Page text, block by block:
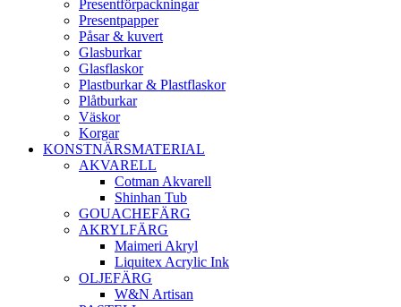
Presentförpackningar
Presentpapper
Påsar & kuvert
Glasburkar
Glasflaskor
Plastburkar & Plastflaskor
Plåtburkar
Väskor
Korgar
KONSTNÄRSMATERIAL
AKVARELL
Cotman Akvarell
Shinhan Tub
GOUACHEFÄRG
AKRYLFÄRG
Maimeri Akryl
Liquitex Acrylic Ink
OLJEFÄRG
W&N Artisan